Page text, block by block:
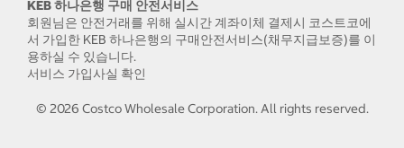
KEB 하나은행 구매 안전서비스
회원님은 안전거래를 위해 실시간 계좌이체 결제시 코스트코에
서 가입한 KEB 하나은행의 구매안전서비스(채무지급보증)를 이
용하실 수 있습니다.
서비스 가입사실 확인
© 2026 Costco Wholesale Corporation.All rights reserved.